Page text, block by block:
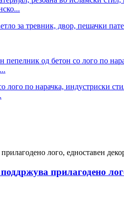
прилагодено